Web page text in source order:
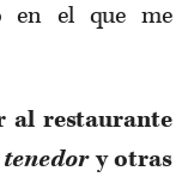
en el que me
al restaurante
y otras